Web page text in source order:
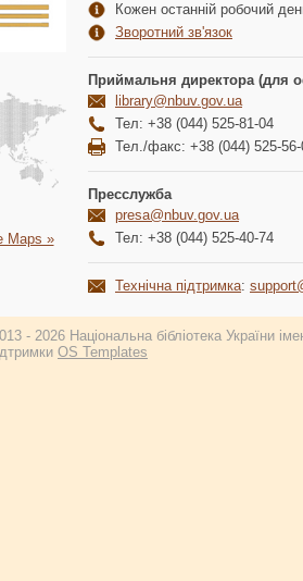
Maps »
Кожен останній робочий
Зворотний зв'язок
Приймальня директора (для
library@nbuv.gov.ua
Тел: +38 (044) 525-81-04
Тел./факс: +38 (044) 525-56-
Пресслужба
presa@nbuv.gov.ua
Тел: +38 (044) 525-40-74
Технічна підтримка:
- 2026 Національна бібліотека України
OS Templates